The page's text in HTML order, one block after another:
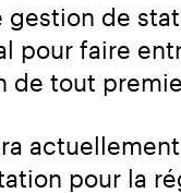
gestion de
pour faire
de tout
pour la